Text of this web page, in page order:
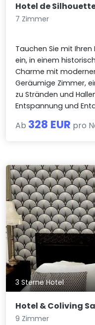
Hotel de
7 Zimmer
Tauchen Sie mit Ihren
ein, in einem
Charme mit
Geräumige Zimmer,
zu Stränden und
Entspannung und
Ab 328 EUR pro
3 Sterne Hotel
Hotel & Coliving
9 Zimmer